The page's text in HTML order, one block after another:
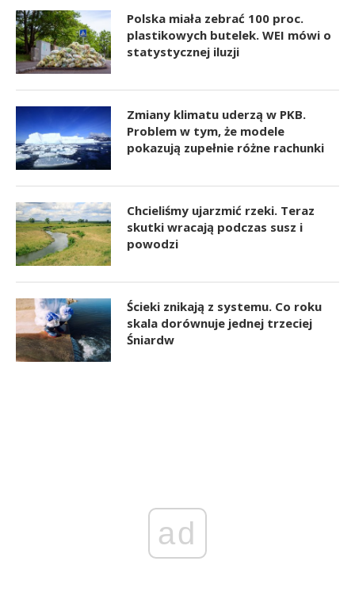
Polska miała zebrać 100 proc.
plastikowych butelek. WEI mówi o
statystycznej iluzji
Zmiany klimatu uderzą w PKB.
Problem w tym, że modele
pokazują zupełnie różne rachunki
Chcieliśmy ujarzmić rzeki. Teraz
skutki wracają podczas susz i
powodzi
Ścieki znikają z systemu. Co roku
skala dorównuje jednej trzeciej
Śniardw
ad